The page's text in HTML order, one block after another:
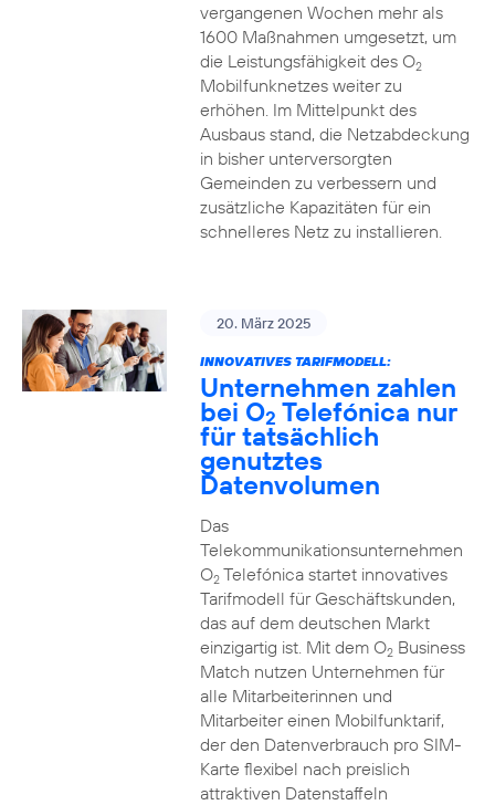
vergangenen Wochen mehr als
1600 Maßnahmen umgesetzt, um
die Leistungsfähigkeit des O2
Mobilfunknetzes weiter zu
erhöhen. Im Mittelpunkt des
Ausbaus stand, die Netzabdeckung
in bisher unterversorgten
Gemeinden zu verbessern und
zusätzliche Kapazitäten für ein
schnelleres Netz zu installieren.
20. März 2025
INNOVATIVES TARIFMODELL:
Unternehmen zahlen
bei O2 Telefónica nur
für tatsächlich
genutztes
Datenvolumen
Das
Telekommunikationsunternehmen
O2Telefónica startet innovatives
Tarifmodell für Geschäftskunden,
das auf dem deutschen Markt
einzigartig ist. Mit dem O2Business
Match nutzen Unternehmen für
alle Mitarbeiterinnen und
Mitarbeiter einen Mobilfunktarif,
der den Datenverbrauch pro SIM-
Karte flexibel nach preislich
attraktiven Datenstaffeln